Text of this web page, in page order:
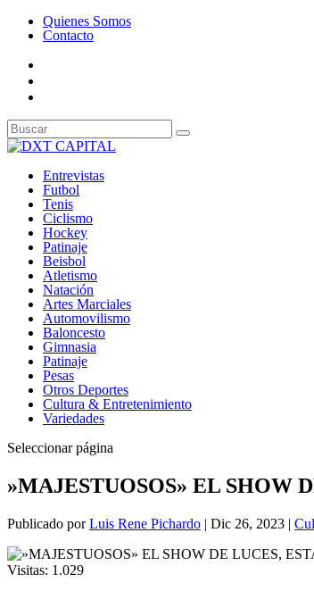
Quienes Somos
Contacto
Entrevistas
Futbol
Tenis
Ciclismo
Hockey
Patinaje
Beisbol
Atletismo
Natación
Artes Marciales
Automovilismo
Baloncesto
Gimnasia
Patinaje
Pesas
Otros Deportes
Cultura & Entretenimiento
Variedades
Seleccionar página
»MAJESTUOSOS» EL SHOW
Publicado porLuis Rene Pichardo | Dic 26, 2023 |
Visitas: 1.029